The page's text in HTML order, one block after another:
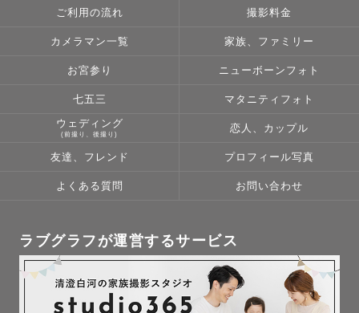
やぶさん、とお声がけいただけると嬉しいです！
🥇ラブグラフ上位20％カメラマン
⭐️ゲスト満足度　平均評価5.0☆☆☆☆☆(MAX)
🙇指名率90％以上
🤱ナチュラルニューボーン認定フォトグラファー
👶お宮参り認定フォトグラファー
👘七五三認定フォトグラファー
💐ウエディング認定フォトグラファー
ご利用の流れ 撮影料金
カメラマン一覧 家族、ファミリー
お宮参り ニューボーンフォト
七五三 マタニティフォト
ウェディング
(前撮り、後撮り)
恋人、カップル
友達、フレンド プロフィール写真
よくある質問 お問い合わせ
ラブグラフが運営するサービス